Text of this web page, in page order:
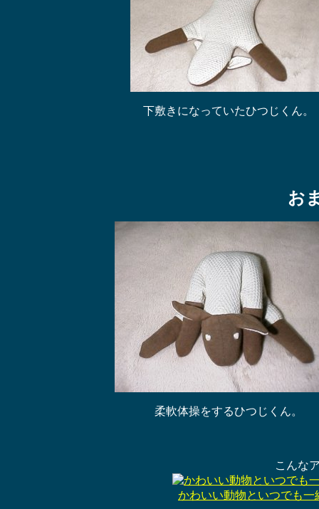
下敷きになっていたひつじくん。
お
柔軟体操をするひつじくん。
こんな
かわいい動物といつでも